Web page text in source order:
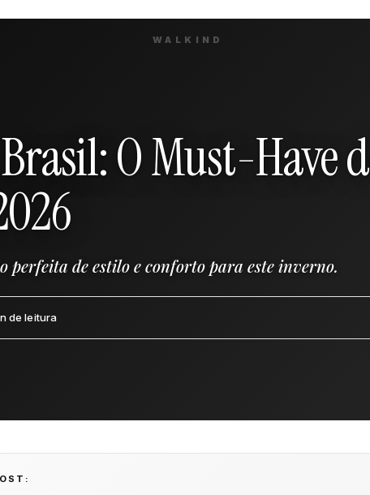
O Must-Have
perfeita de estilo e conforto para este inverno.
de leitura